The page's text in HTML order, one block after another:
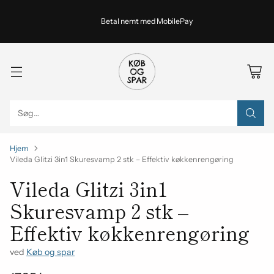
Søg…
Betal nemt med MobilePay
Hjem
Vileda Glitzi 3in1 Skuresvamp 2 stk – Effektiv køkkenrengøring
Vileda Glitzi 3in1
Skuresvamp 2 stk –
Effektiv køkkenrengøring
ved Køb og spar